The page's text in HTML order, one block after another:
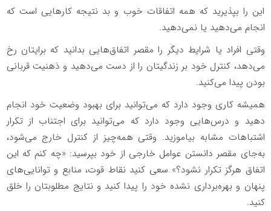
این را بپذیرید که همه اتفاقات خوب و بد نتیجه کارهایی است که
انجام می‌دهید یا نمی‌دهید.
وقتی افراد یا شرایط دیگر را مقصر اتفاق‌هایی بدانید که برایتان رخ
می‌دهد، کنترل خود بر زندگیتان را از دست می‌دهید و ذهنیت قربانی
بودن پیدا می‌کنید.
همیشه کاری وجود دارد که می‌توانید برای بهبود وضعیت خود انجام
دهید و درس‌هایی وجود دارد که می‌توانید برای اجتناب از تکرار
اشتباهات مشابه بیاموزید. وقتی همه‌چیز از کنترل خارج می‌شود،
به‌جای مقصر دانستن عوامل خارجی از خود بپرسید: «چه کنم که این
اتفاق هرگز تکرار نشود؟» سعی کنید نقاط قوت، منابع و توانایی‌های
پنهان و بهره‌برداری ‌نشده خود را پیدا کنید و نتایج مطلوبتان را خلق
کنید.